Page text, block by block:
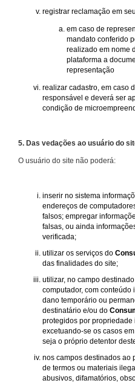
registrar reclamação em
em caso de
mandato conferido
realizado em nome
plataforma a
representação
realizar cadastro, em caso
responsável e deverá ser
condição de
5. Das vedações ao usuário do
O usuário do site não poderá:
inserir no sistema
endereços de
falsos; empregar
falsas, ou ainda
verificada;
utilizar os serviços do
das finalidades do site;
utilizar, no campo
computador, com conteúdo
dano temporário ou
destinatário e/ou do
protegidos por propriedade
excetuando-se os casos
seja o próprio detentor
nos campos destinados ao
de termos ou materiais
abusivos, difamatórios,